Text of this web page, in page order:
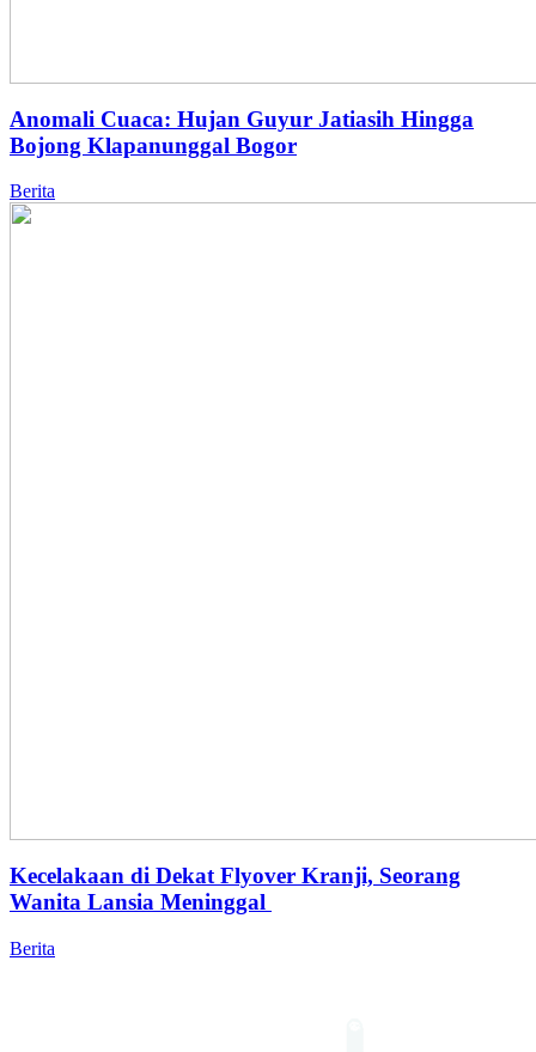
Anomali Cuaca: Hujan Guyur Jatiasih Hingga
Bojong Klapanunggal Bogor
Berita
Kecelakaan di Dekat Flyover Kranji, Seorang
Wanita Lansia Meninggal
Berita